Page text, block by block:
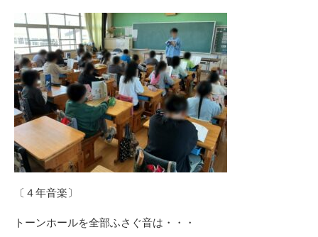
〔４年音楽〕
トーンホールを全部ふさぐ音は・・・